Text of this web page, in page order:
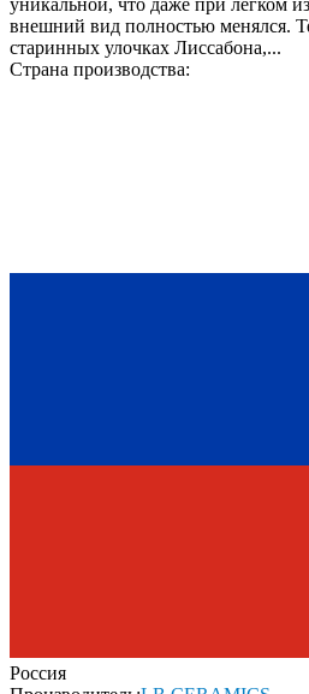
внешний вид полностью менялся.
старинных улочках Лиссабона,...
Страна производства:
Россия